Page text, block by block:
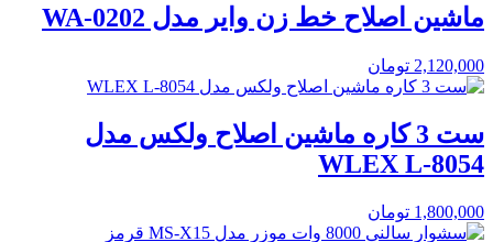
ماشین اصلاح خط زن وایر مدل WA-0202
2,120,000 تومان
ست 3 کاره ماشین اصلاح ولکس مدل
WLEX L-8054
1,800,000 تومان